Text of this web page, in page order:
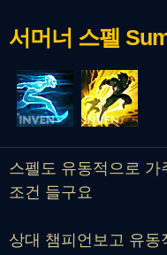
서머너 스펠
스펠도 유동적으로
조건 들구요
상대 챔피언보고 유